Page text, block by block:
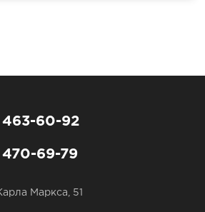
60-92
69-79
Маркса, 51